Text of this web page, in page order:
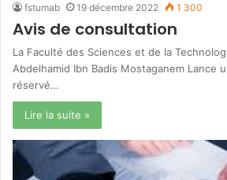
fstumab 19 décembre 2022 1 300
Avis de consultation
La Faculté des Sciences et de la
Abdelhamid Ibn Badis Mostaganem Lance
réservé…
Lire la suite »